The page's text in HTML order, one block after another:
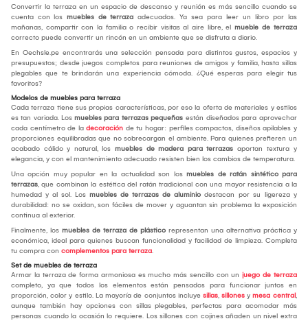
Convertir la terraza en un espacio de descanso y reunión es más sencillo cuando se
cuenta con los muebles de terraza adecuados. Ya sea para leer un libro por las
mañanas, compartir con la familia o recibir visitas al aire libre, el mueble de terraza
correcto puede convertir un rincón en un ambiente que se disfruta a diario.
En Oechsle.pe encontrarás una selección pensada para distintos gustos, espacios y
presupuestos; desde juegos completos para reuniones de amigos y familia, hasta sillas
plegables que te brindarán una experiencia cómoda. ¿Qué esperas para elegir tus
favoritos?
Modelos de muebles para terraza
Cada terraza tiene sus propias características, por eso la oferta de materiales y estilos
es tan variada. Los muebles para terrazas pequeñas están diseñados para aprovechar
cada centímetro de la decoración de tu hogar: perfiles compactos, diseños apilables y
proporciones equilibradas que no sobrecargan el ambiente. Para quienes prefieren un
acabado cálido y natural, los muebles de madera para terrazas aportan textura y
elegancia, y con el mantenimiento adecuado resisten bien los cambios de temperatura.
Una opción muy popular en la actualidad son los muebles de ratán sintético para
terrazas, que combinan la estética del ratán tradicional con una mayor resistencia a la
humedad y al sol. Los muebles de terrazas de aluminio destacan por su ligereza y
durabilidad: no se oxidan, son fáciles de mover y aguantan sin problema la exposición
continua al exterior.
Finalmente, los muebles de terraza de plástico representan una alternativa práctica y
económica, ideal para quienes buscan funcionalidad y facilidad de limpieza. Completa
tu compra con complementos para terraza.
Set de muebles de terraza
Armar la terraza de forma armoniosa es mucho más sencillo con un juego de terraza
completo, ya que todos los elementos están pensados para funcionar juntos en
proporción, color y estilo. La mayoría de conjuntos incluye sillas, sillones y mesa central,
aunque también hay opciones con sillas plegables, perfectas para acomodar más
personas cuando la ocasión lo requiere. Los sillones con cojines añaden un nivel extra